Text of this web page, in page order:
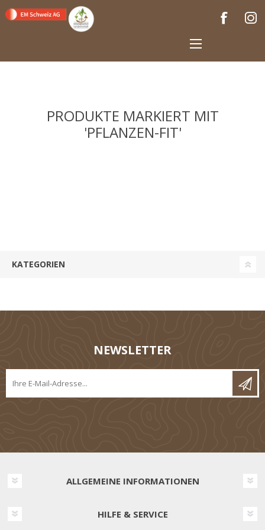
PRODUKTE MARKIERT MIT
'PFLANZEN-FIT'
KATEGORIEN
NEWSLETTER
ALLGEMEINE INFORMATIONEN
HILFE & SERVICE